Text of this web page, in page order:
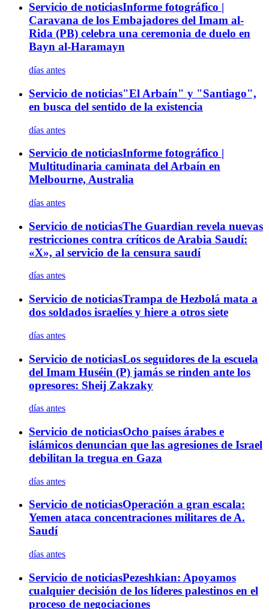
Servicio de noticiasInforme fotográfico |
Caravana de los Embajadores del Imam al-
Rida (PB) celebra una ceremonia de duelo en
Bayn al-Haramayn
días antes
Servicio de noticias"El Arbaín" y "Santiago",
en busca del sentido de la existencia
días antes
Servicio de noticiasInforme fotográfico |
Multitudinaria caminata del Arbaín en
Melbourne, Australia
días antes
Servicio de noticiasThe Guardian revela nuevas
restricciones contra críticos de Arabia Saudí:
«X», al servicio de la censura saudí
días antes
Servicio de noticiasTrampa de Hezbolá mata a
dos soldados israelíes y hiere a otros siete
días antes
Servicio de noticiasLos seguidores de la escuela
del Imam Huséin (P) jamás se rinden ante los
opresores: Sheij Zakzaky
días antes
Servicio de noticiasOcho países árabes e
islámicos denuncian que las agresiones de Israel
debilitan la tregua en Gaza
días antes
Servicio de noticiasOperación a gran escala:
Yemen ataca concentraciones militares de A.
Saudí
días antes
Servicio de noticiasPezeshkian: Apoyamos
cualquier decisión de los líderes palestinos en el
proceso de negociaciones